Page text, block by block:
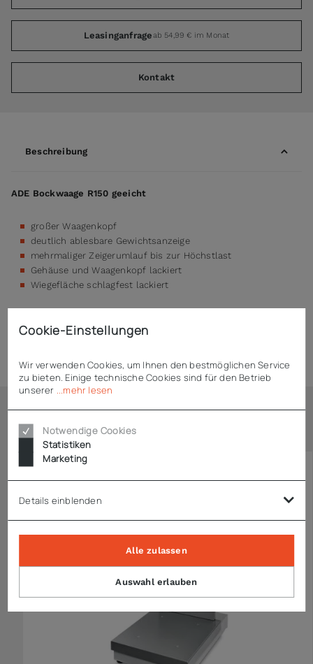
Leasinganfrageab 54,99 € im Monat
Kontakt
Beschreibung
ADE Bockwaage R150 geeicht
großer Waagenkopf
deutlich ablesbare Gewichtsanzeige
mehrmaliger Zeigerumlauf bis zur Höchstlast
Gehäuse und Waagenkopf lackiert
Wiegefläche schlagfest lackiert
Ähnliche Artikel
Cookie-Einstellungen
Wir verwenden Cookies, um Ihnen den bestmöglichen Service
zu bieten. Einige technische Cookies sind für den Betrieb
unserer ...mehr lesen
Notwendige Cookies
Statistiken
Marketing
Details einblenden
Auswahl erlauben
Alle zulassen